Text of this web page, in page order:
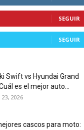
SEGUIR
SEGUIR
Swift vs Hyundai Grand
es el mejor auto...
2026
cascos para moto: